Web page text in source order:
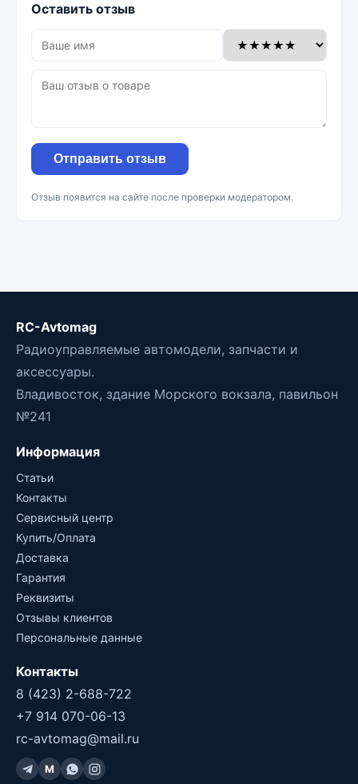
Оставить отзыв
Отправить отзыв
Отзыв появится на сайте после проверки модератором.
RC-Avtomag
Радиоуправляемые автомодели, запчасти и
аксессуары.
Владивосток, здание Морского вокзала, павильон
№241
Информация
Статьи
Контакты
Сервисный центр
Купить/Оплата
Доставка
Гарантия
Реквизиты
Отзывы клиентов
Персональные данные
Контакты
8 (423) 2-688-722
+7 914 070-06-13
rc-avtomag@mail.ru
M